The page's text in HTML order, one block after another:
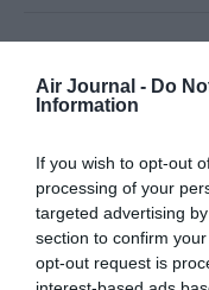
Air Journal - Do
Information
If you wish to opt-out
processing of your
targeted advertising
section to confirm
opt-out request is
Facebook